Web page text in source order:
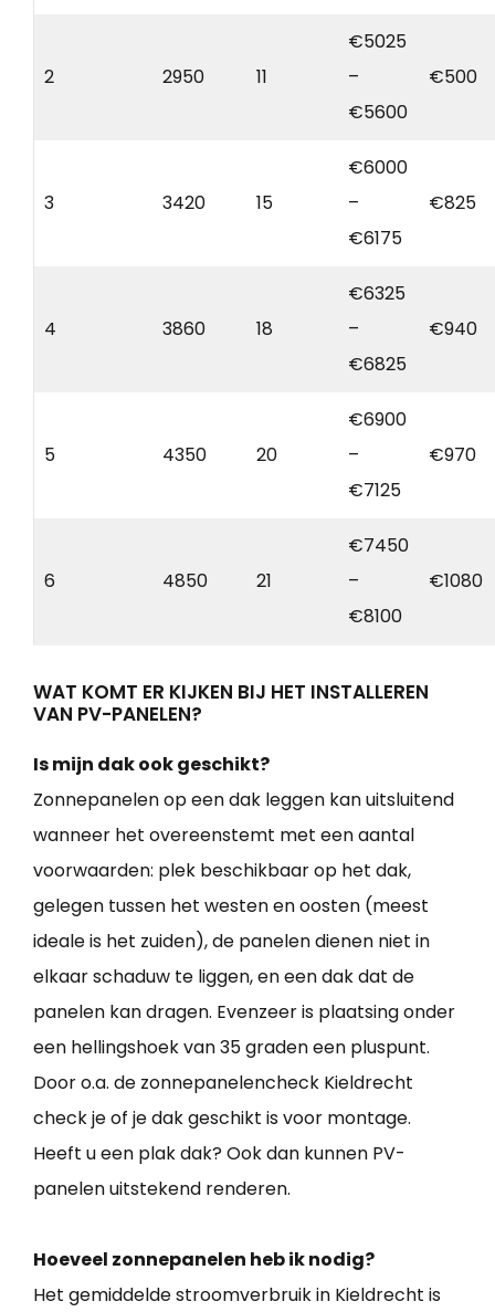
2 2950 11
€5025
–
€5600
€500
3 3420 15
€6000
–
€6175
€825
4 3860 18
€6325
–
€6825
€940
5 4350 20
€6900
–
€7125
€970
6 4850 21
€7450
–
€8100
€1080
WAT KOMT ER KIJKEN BIJ HET INSTALLEREN
VAN PV-PANELEN?
Is mijn dak ook geschikt?
Zonnepanelen op een dak leggen kan uitsluitend
wanneer het overeenstemt met een aantal
voorwaarden: plek beschikbaar op het dak,
gelegen tussen het westen en oosten (meest
ideale is het zuiden), de panelen dienen niet in
elkaar schaduw te liggen, en een dak dat de
panelen kan dragen. Evenzeer is plaatsing onder
een hellingshoek van 35 graden een pluspunt.
Door o.a. de zonnepanelencheck Kieldrecht
check je of je dak geschikt is voor montage.
Heeft u een plak dak? Ook dan kunnen PV-
panelen uitstekend renderen.
Hoeveel zonnepanelen heb ik nodig?
Het gemiddelde stroomverbruik in Kieldrecht is